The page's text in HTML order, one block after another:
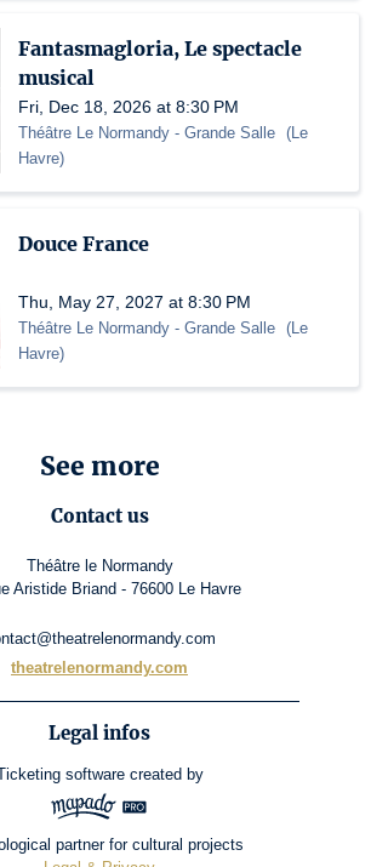
Fantasmagloria, Le spectacle
musical
Fri, Dec 18, 2026 at 8:30 PM
Théâtre Le Normandy - Grande Salle (Le
Havre)
Douce France
Thu, May 27, 2027 at 8:30 PM
Théâtre Le Normandy - Grande Salle (Le
Havre)
See more
Contact us
Théâtre le Normandy
Aristide Briand - 76600 Le Havre
theatrelenormandy.com
Legal infos
software created by
partner for cultural projects